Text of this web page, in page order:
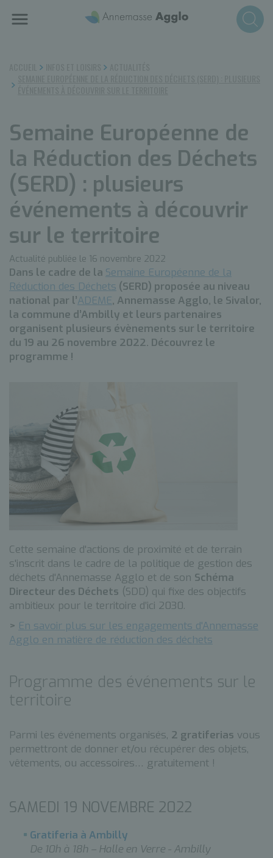
Semaine Européenne de
la Réduction des Déchets
(SERD) : plusieurs
événements à découvrir
sur le territoire
Actualité publiée le 16 novembre 2022
Dans le cadre de la Semaine Européenne de la
Réduction des Déchets (SERD) proposée au niveau
national par l’ADEME, Annemasse Agglo, le Sivalor,
la commune d’Ambilly et leurs partenaires
organisent plusieurs évènements sur le territoire
du 19 au 26 novembre 2022. Découvrez le
programme !
Cette semaine d'actions de proximité et de terrain
s'inscrit dans le cadre de la politique de gestion des
déchets d'Annemasse Agglo et de son Schéma
Directeur des Déchets (SDD) qui fixe des objectifs
ambitieux pour le territoire d’ici 2030.
> En savoir plus sur les engagements d'Annemasse
Agglo en matière de réduction des déchets
Programme des événements sur le
territoire
Parmi les événements organisés, 2 gratiferias vous
permettront de donner et/ou récupérer des objets,
vêtements, ou accessoires… gratuitement !
SAMEDI 19 NOVEMBRE 2022
Gratiferia à Ambilly
De 10h à 18h – Halle en Verre - Ambilly